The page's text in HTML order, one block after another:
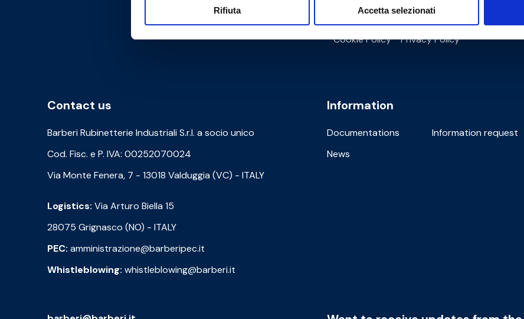
Rifiuta Accetta selezionati
Cookie Policy Privacy Policy
Contact us
Barberi Rubinetterie Industriali S.r.l. a socio unico
Cod. Fisc. e P. IVA: 00252070024
Via Monte Fenera, 7 - 13018 Valduggia (VC) - ITALY
Logistics: Via Arturo Biella 15
28075 Grignasco (NO) - ITALY
PEC: amministrazione@barberipec.it
Whistleblowing: whistleblowing@barberi.it
Information
Documentations
Information request
News